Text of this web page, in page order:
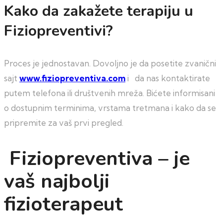
Kako da zakažete terapiju u
Fiziopreventivi?
Proces je jednostavan. Dovoljno je da posetite zvanični
sajt www.fiziopreventiva.comi da nas kontaktirate
putem telefona ili društvenih mreža. Bićete informisani
o dostupnim terminima, vrstama tretmana i kako da se
pripremite za vaš prvi pregled.
Fiziopreventiva – je
vaš najbolji
fizioterapeut